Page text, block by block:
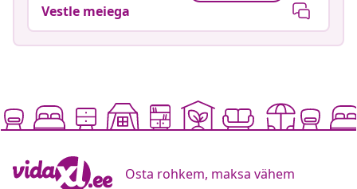
Vestle meiega
Osta rohkem, maksa vähem